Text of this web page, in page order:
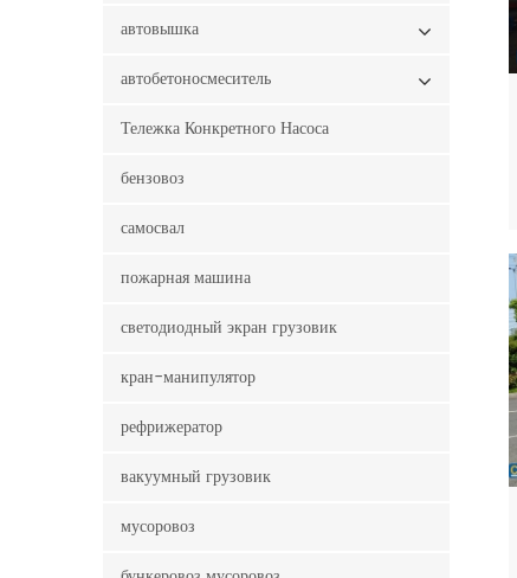
автовышка
автобетоносмеситель
Тележка Конкретного Насоса
бензовоз
самосвал
пожарная машина
светодиодный экран грузовик
кран-манипулятор
рефрижератор
вакуумный грузовик
мусоровоз